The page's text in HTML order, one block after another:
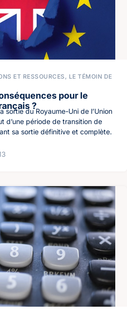
ET RESSOURCES , LE TÉMOIN DE
pour le
?
sortie du Royaume-Uni de l’Union
d’une période de transition de
sa sortie définitive et complète.